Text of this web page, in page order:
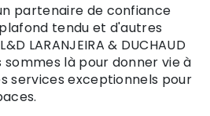
partenaire de confiance
tendu et d'autres
LARANJEIRA & DUCHAUD
sommes là pour donner vie à
services exceptionnels pour